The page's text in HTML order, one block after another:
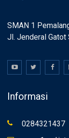
SMAN 1
Jl. Jenderal Gatot
Informasi
0284321437